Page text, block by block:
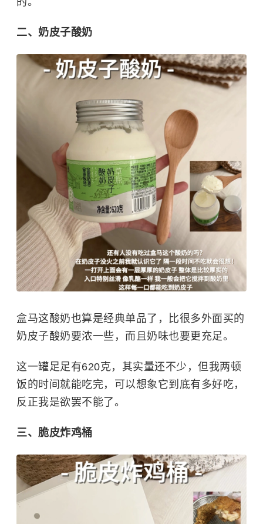
二、奶皮子酸奶
盒马这酸奶也算是经典单品了，比很多外面买的
奶皮子酸奶要浓一些，而且奶味也要更充足。
这一罐足足有620克，其实量还不少，但我两顿
饭的时间就能吃完，可以想象它到底有多好吃，
反正我是欲罢不能了。
三、脆皮炸鸡桶